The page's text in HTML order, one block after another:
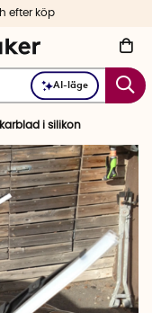
AI-läge
efter köp
i silikon